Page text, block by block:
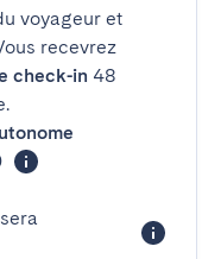
voyageur et
recevrez
check-in 48